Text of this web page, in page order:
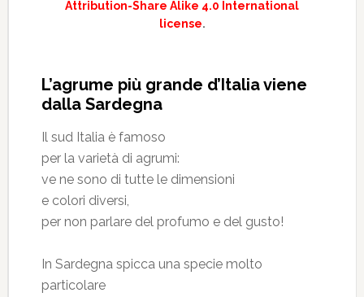
Attribution-Share Alike 4.0 International
license.
L’agrume più grande d’Italia viene
dalla Sardegna
Il sud Italia è famoso
per la varietà di agrumi:
ve ne sono di tutte le dimensioni
e colori diversi,
per non parlare del profumo e del gusto!
In Sardegna spicca una specie molto
particolare